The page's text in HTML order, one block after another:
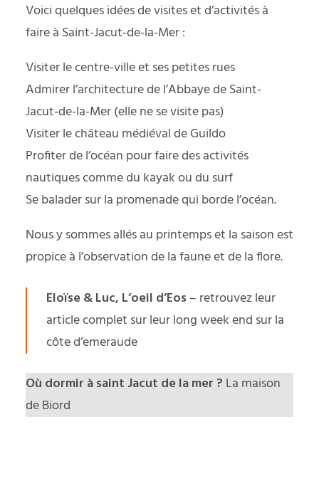
Voici quelques idées de visites et d’activités à
faire à Saint-Jacut-de-la-Mer :
Visiter le centre-ville et ses petites rues
Admirer l’architecture de l’Abbaye de Saint-
Jacut-de-la-Mer (elle ne se visite pas)
Visiter le château médiéval de Guildo
Profiter de l’océan pour faire des activités
nautiques comme du kayak ou du surf
Se balader sur la promenade qui borde l’océan.
Nous y sommes allés au printemps et la saison est
propice à l’observation de la faune et de la flore.
Eloïse & Luc, L’oeil d’Eos– retrouvez leur
article complet sur leur longweek end sur la
côte d’emeraude
Où dormir à saint Jacut de la mer ? La maison
de Biord